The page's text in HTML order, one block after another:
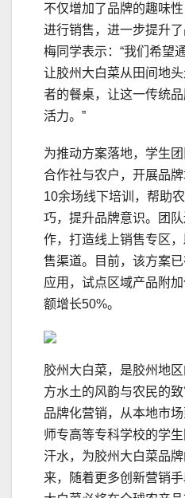
不仅增加了品牌的趣味
进行销售，进一步提升
梅同学表示：“我们希望
让胶州大白菜从田间地
者的餐桌，让这一传统
活力。”
为推动方案落地，学生
合作社与农户，开展品
10余场线下培训，帮助
巧，提升品牌意识。团
作，打造线上销售专区
售渠道。目前，该方案
应用，试点区域产品附
额增长50%。
胶州大白菜，是胶州地
方水土的风韵与农民的
品牌化营销，从本地市
师专高等专科学校的学
汗水，为胶州大白菜品
来，随着更多创新营销